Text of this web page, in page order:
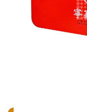
علب القصدير الهدية الفارغة دائرية / بيضاوية / مستطيلة